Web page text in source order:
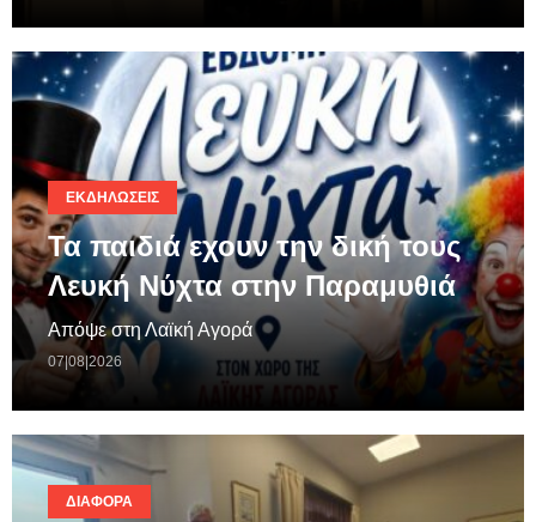
ΕΚΔΗΛΏΣΕΙΣ
Τα παιδιά εχουν την δική τους
Λευκή Νύχτα στην Παραμυθιά
Απόψε στη Λαϊκή Αγορά
07|08|2026
ΔΙΆΦΟΡΑ